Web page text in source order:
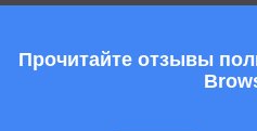
Прочитайте отзывы